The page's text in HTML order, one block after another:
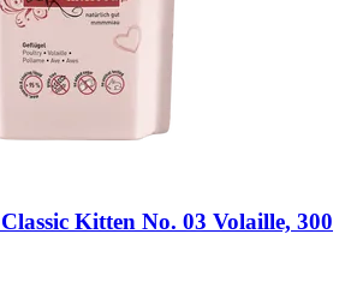
Classic Kitten No. 03 Volaille, 300